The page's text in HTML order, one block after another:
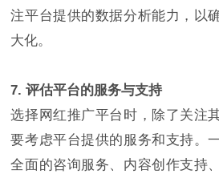
注平台提供的数据分析能力，以
大化。
7. 评估平台的服务与支持
选择网红推广平台时，除了关注
要考虑平台提供的服务和支持。
全面的咨询服务、内容创作支持